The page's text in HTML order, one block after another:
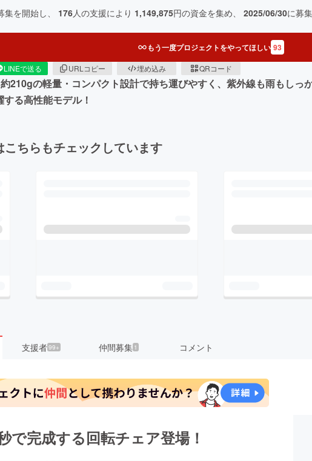
集を開始し、 176人の支援により 1,149,875円の資金を集め、 2025/06/30に募
もう一度プロジェクトをやってほしい 93
LINEで送る URLコピー 埋め込み QRコード
210gの軽量・コンパクト設計で持ち運びやすく、紫外線も雨もし
る高性能モデル！
ちらもチェックしています
支援者99+ 仲間募集 1 コメント
で完成する回転チェア登場！